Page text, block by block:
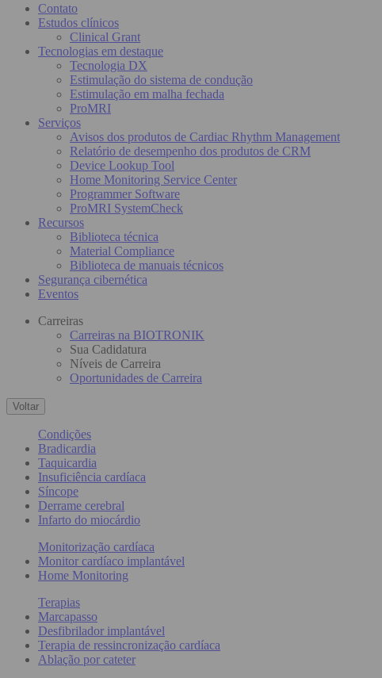
Contato
Estudos clínicos
Clinical Grant
Tecnologias em destaque
Tecnologia DX
Estimulação do sistema de condução
Estimulação em malha fechada
ProMRI
Serviços
Avisos dos produtos de Cardiac Rhythm Management
Relatório de desempenho dos produtos de CRM
Device Lookup Tool
Home Monitoring Service Center
Programmer Software
ProMRI SystemCheck
Recursos
Biblioteca técnica
Material Compliance
Biblioteca de manuais técnicos
Segurança cibernética
Eventos
Carreiras
Carreiras na BIOTRONIK
Sua Cadidatura
Níveis de Carreira
Oportunidades de Carreira
Voltar
Condições
Bradicardia
Taquicardia
Insuficiência cardíaca
Síncope
Derrame cerebral
Infarto do miocárdio
Monitorização cardíaca
Monitor cardíaco implantável
Home Monitoring
Terapias
Marcapasso
Desfibrilador implantável
Terapia de ressincronização cardíaca
Ablação por cateter